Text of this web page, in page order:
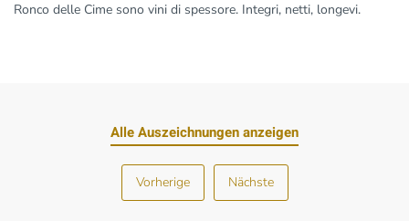
Ronco delle Cime sono vini di spessore. Integri, netti, longevi.
Alle Auszeichnungen anzeigen
Vorherige Nächste